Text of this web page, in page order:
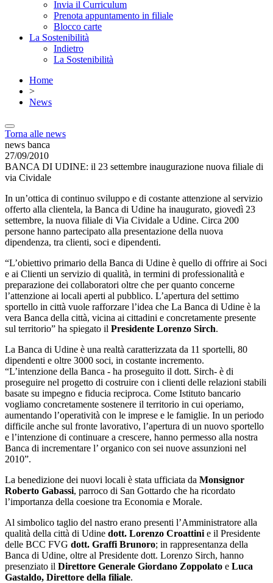
Invia il Curriculum
Prenota appuntamento in filiale
Blocco carte
La Sostenibilità
Indietro
La Sostenibilità
Home
>
News
Torna alle news
news banca
27/09/2010
BANCA DI UDINE: il 23 settembre inaugurazione nuova filiale di
via Cividale
In un’ottica di continuo sviluppo e di costante attenzione al servizio
offerto alla clientela, la Banca di Udine ha inaugurato, giovedì 23
settembre, la nuova filiale di Via Cividale a Udine. Circa 200
persone hanno partecipato alla presentazione della nuova
dipendenza, tra clienti, soci e dipendenti.
“L’obiettivo primario della Banca di Udine è quello di offrire ai Soci
e ai Clienti un servizio di qualità, in termini di professionalità e
preparazione dei collaboratori oltre che per quanto concerne
l’attenzione ai locali aperti al pubblico. L’apertura del settimo
sportello in città vuole rafforzare l’idea che La Banca di Udine è la
vera Banca della città, vicina ai cittadini e concretamente presente
sul territorio” ha spiegato il Presidente Lorenzo Sirch.
La Banca di Udine è una realtà caratterizzata da 11 sportelli, 80
dipendenti e oltre 3000 soci, in costante incremento.
“L’intenzione della Banca - ha proseguito il dott. Sirch- è di
proseguire nel progetto di costruire con i clienti delle relazioni stabili
basate su impegno e fiducia reciproca. Come Istituto bancario
vogliamo concretamente sostenere il territorio in cui operiamo,
aumentando l’operatività con le imprese e le famiglie. In un periodo
difficile anche sul fronte lavorativo, l’apertura di un nuovo sportello
e l’intenzione di continuare a crescere, hanno permesso alla nostra
Banca di incrementare l’ organico con sei nuove assunzioni nel
2010”.
La benedizione dei nuovi locali è stata ufficiata da Monsignor
Roberto Gabassi, parroco di San Gottardo che ha ricordato
l’importanza della coesione tra Economia e Morale.
Al simbolico taglio del nastro erano presenti l’Amministratore alla
qualità della città di Udine dott. Lorenzo Croattini e il Presidente
delle BCC FVG dott. Graffi Brunoro; in rappresentanza della
Banca di Udine, oltre al Presidente dott. Lorenzo Sirch, hanno
presenziato il Direttore Generale Giordano Zoppolato e Luca
Gastaldo, Direttore della filiale.